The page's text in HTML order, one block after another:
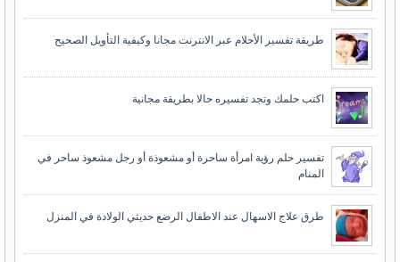
طريقة تفسير الأحلام عبر الانترنت مجانا وكيفية التأويل الصحيح
اكتب حلمك وتجد تفسيره حالا بطريقة مجانية
تفسير حلم رؤية امرأة ساحرة أو مشعوذة أو رجل مشعوذ ساحر في
المنام
طرق علاج الاسهال عند الاطفال الرضع حديثي الولادة في المنزل